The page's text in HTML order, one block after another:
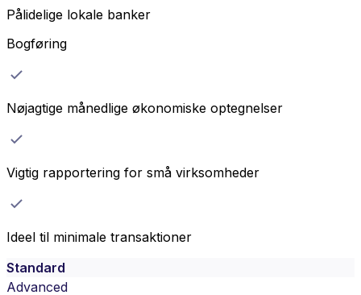
Pålidelige lokale banker
Bogføring
Nøjagtige månedlige økonomiske optegnelser
Vigtig rapportering for små virksomheder
Ideel til minimale transaktioner
Standard
Advanced